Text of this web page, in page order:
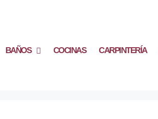
BAÑOS COCINAS CARPINTERÍA